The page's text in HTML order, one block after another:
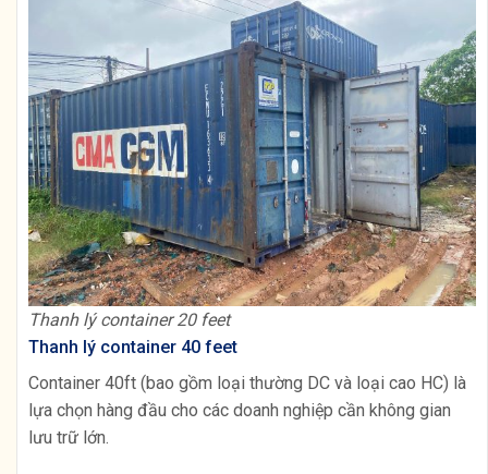
Thanh lý container 20 feet
Thanh lý container 40 feet
Container 40ft (bao gồm loại thường DC và loại cao HC) là
lựa chọn hàng đầu cho các doanh nghiệp cần không gian
lưu trữ lớn.